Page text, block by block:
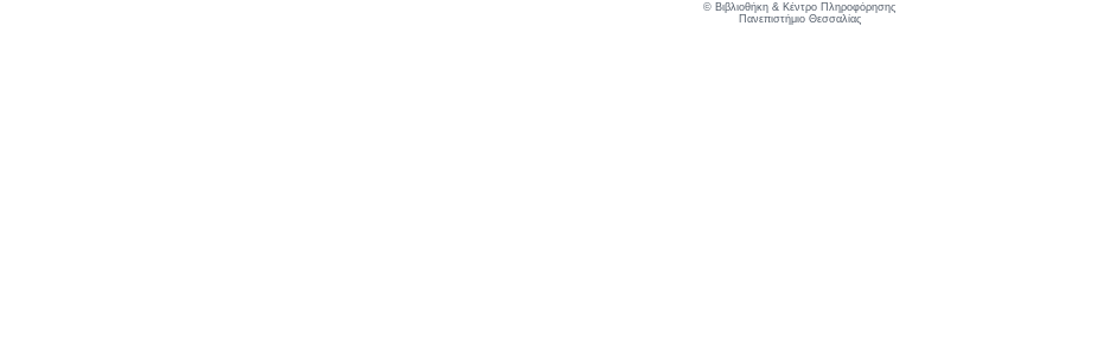
© Βιβλιοθήκη & Κέντρο Πληροφόρησης
Πανεπιστήμιο Θεσσαλίας